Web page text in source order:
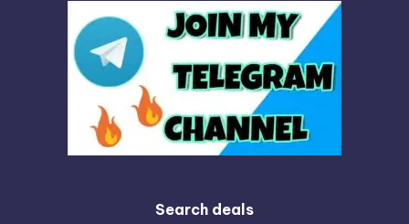
Search deals